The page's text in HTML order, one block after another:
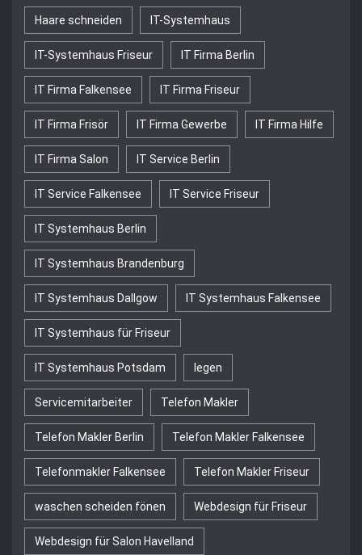
Haare schneiden IT-Systemhaus
IT-Systemhaus Friseur IT Firma Berlin
IT Firma Falkensee IT Firma Friseur
IT Firma Frisör IT Firma Gewerbe IT Firma Hilfe
IT Firma Salon IT Service Berlin
IT Service Falkensee IT Service Friseur
IT Systemhaus Berlin
IT Systemhaus Brandenburg
IT Systemhaus Dallgow IT Systemhaus Falkensee
IT Systemhaus für Friseur
IT Systemhaus Potsdam legen
Servicemitarbeiter Telefon Makler
Telefon Makler Berlin Telefon Makler Falkensee
Telefonmakler Falkensee Telefon Makler Friseur
waschen scheiden fönen Webdesign für Friseur
Webdesign für Salon Havelland